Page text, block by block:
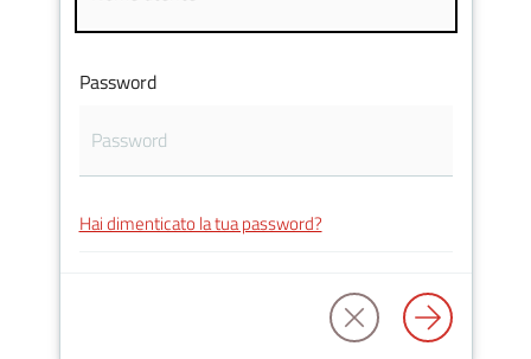
5x1000
Password
Hai dimenticato la tua password?